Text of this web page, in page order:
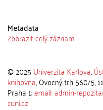
Metadata
Zobrazit celý záznam
© 2025 Univerzita Karlova,
knihovna, Ovocný trh 560/5,
Praha 1;email: admin-
cuni.cz